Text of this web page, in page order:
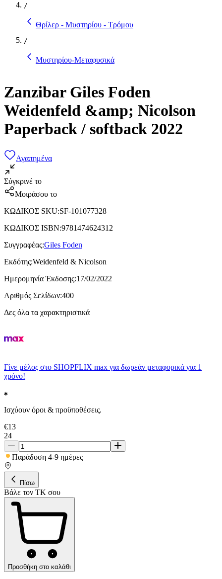
/
Θρίλερ - Μυστηρίου - Τρόμου
/
Μυστηρίου-Μεταφυσικά
Zanzibar Giles Foden
Weidenfeld &amp; Nicolson
Paperback / softback 2022
Αγαπημένα
Σύγκρινέ το
Μοιράσου το
ΚΩΔΙΚΟΣ SKU:SF-101077328
ΚΩΔΙΚΟΣ ISBN:9781474624312
Συγγραφέας:Giles Foden
Εκδότης:Weidenfeld & Nicolson
Ημερομηνία Έκδοσης:17/02/2022
Αριθμός Σελίδων:400
Δες όλα τα χαρακτηριστικά
Γίνε μέλος στο SHOPFLIX max για δωρεάν μεταφορικά για 1
χρόνο!
Ισχύουν όροι & προϋποθέσεις.
€13
24
Παράδοση 4-9 ημέρες
Πίσω
Βάλε τον ΤΚ σου
Προσθήκη στο καλάθι